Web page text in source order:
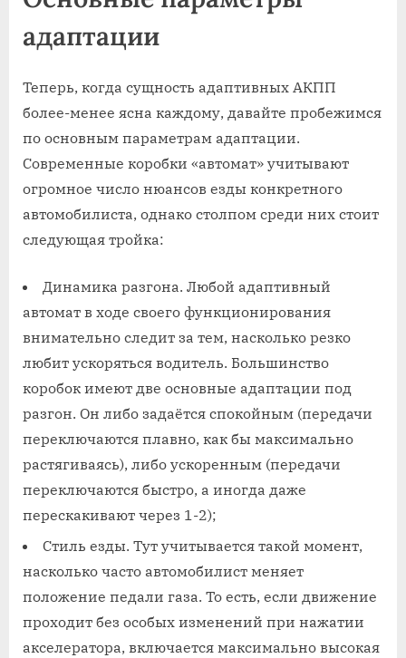
адаптации
Теперь, когда сущность адаптивных АКПП
более-менее ясна каждому, давайте пробежимся
по основным параметрам адаптации.
Современные коробки «автомат» учитывают
огромное число нюансов езды конкретного
автомобилиста, однако столпом среди них стоит
следующая тройка:
Динамика разгона. Любой адаптивный
автомат в ходе своего функционирования
внимательно следит за тем, насколько резко
любит ускоряться водитель. Большинство
коробок имеют две основные адаптации под
разгон. Он либо задаётся спокойным (передачи
переключаются плавно, как бы максимально
растягиваясь), либо ускоренным (передачи
переключаются быстро, а иногда даже
перескакивают через 1-2);
Стиль езды. Тут учитывается такой момент,
насколько часто автомобилист меняет
положение педали газа. То есть, если движение
проходит без особых изменений при нажатии
акселератора, включается максимально высокая